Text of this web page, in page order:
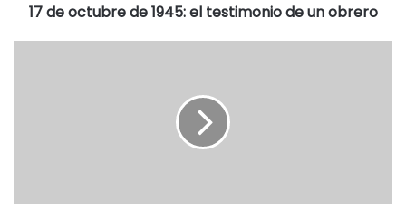
17 de octubre de 1945: el testimonio de un obrero